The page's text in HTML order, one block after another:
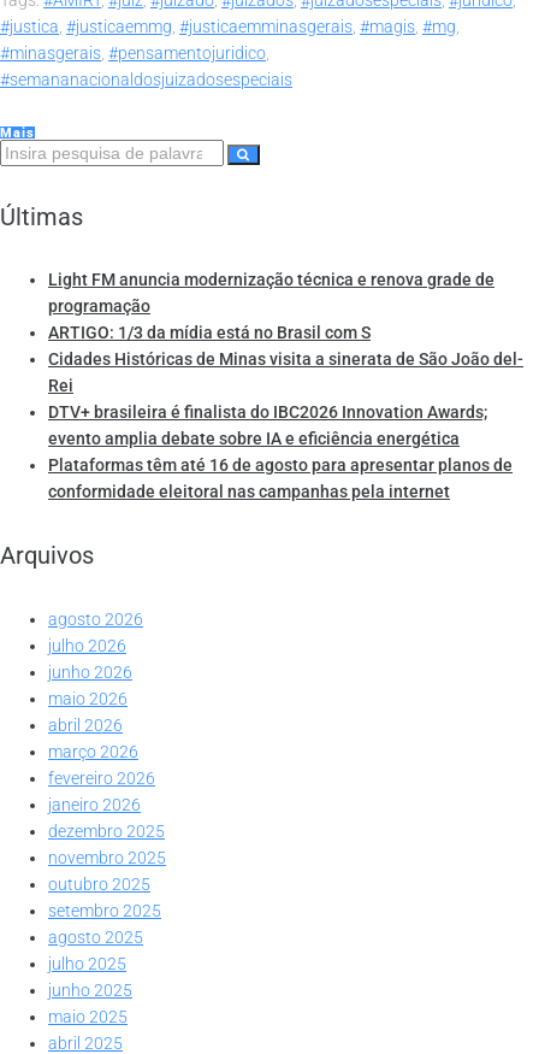
#justica, #justicaemmg, #justicaemminasgerais, #magis, #mg,
#minasgerais, #pensamentojuridico,
#semananacionaldosjuizadosespeciais
Mais
Últimas
Light FM anuncia modernização técnica e renova grade de
programação
ARTIGO: 1/3 da mídia está no Brasil com S
Cidades Históricas de Minas visita a sinerata de São João del-
Rei
DTV+ brasileira é finalista do IBC2026 Innovation Awards;
evento amplia debate sobre IA e eficiência energética
Plataformas têm até 16 de agosto para apresentar planos de
conformidade eleitoral nas campanhas pela internet
Arquivos
agosto 2026
julho 2026
junho 2026
maio 2026
abril 2026
março 2026
fevereiro 2026
janeiro 2026
dezembro 2025
novembro 2025
outubro 2025
setembro 2025
agosto 2025
julho 2025
junho 2025
maio 2025
abril 2025